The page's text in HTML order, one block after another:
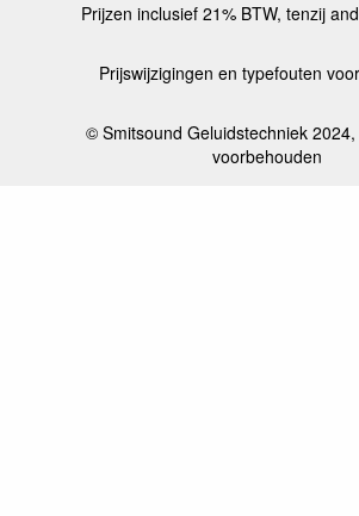
Prijzen inclusief 21% BTW, tenzij
Prijswijzigingen en typefouten
© Smitsound Geluidstechniek
voorbehouden